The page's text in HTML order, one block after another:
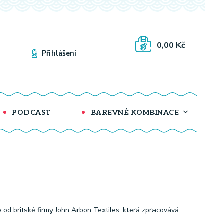
PODCAST BAREVNÉ KOMBINACE
Přihlášení
0,00 Kč
od britské firmy John Arbon Textiles, která zpracovává